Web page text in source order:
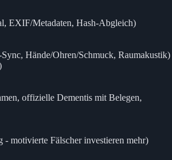
EXIF/Metadaten, Hash-Abgleich)
Hände/Ohren/Schmuck, Raumakustik)
offizielle Dementis mit Belegen,
- motivierte Fälscher investieren mehr)